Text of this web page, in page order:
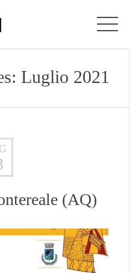
Luglio 2021
(AQ)